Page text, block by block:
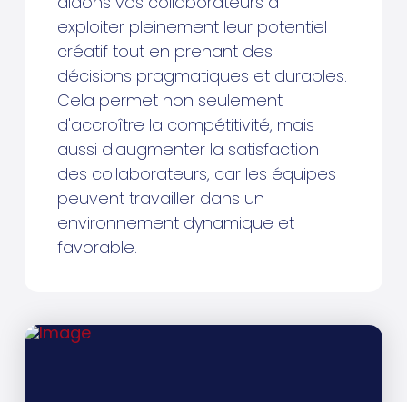
exploiter pleinement leur potentiel
créatif tout en prenant des
décisions pragmatiques et durables.
Cela permet non seulement
d'accroître la compétitivité, mais
aussi d'augmenter la satisfaction
des collaborateurs, car les équipes
peuvent travailler dans un
environnement dynamique et
favorable.